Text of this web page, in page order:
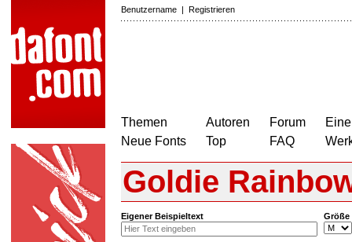
Benutzername | Registrieren
Themen
Neue Fonts
Autoren
Top
Forum
FAQ
Goldie
Eigener Beispieltext Größe